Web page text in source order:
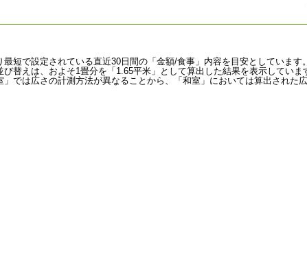
短で設定されている直近30日間の「金額/食事」内容を目安としています。
替えは、およそ1畳分を「1.65平米」として算出した結果を表示していま
」では広さの計測方法が異なることから、「和室」においては算出された